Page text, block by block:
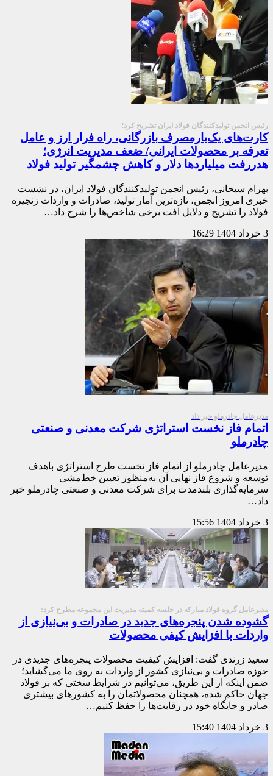
رئیس انجمن تولیدکنندگان فولاد ایران تشریح کرد؛
کارت‌های یک‌بارمصرف بازرگانی، راه فرار ارز و عامل
تعرفه بر محصولات ایرانی/ ضعف مدیریت انرژی؛
هدررفت میلیاردها دلار و کاهش چشمگیر تولید فولاد
بهرام سبحانی، رئیس انجمن تولیدکنندگان فولاد ایران، در نشست
خبری امروز انجمن، تازه‌ترین آمار تولید، صادرات و واردات زنجیره
فولاد را تشریح و دلایل افت برخی شاخص‌ها را شرح داد…
3 خرداد 1404 16:29
مدیرعامل چادرملو خبر داد
اتمام فاز نخست استراتژی شرکت معدنی و صنعتی
چادرملو
مدیرعامل چادرملو از اتمام فاز نخست طرح استراتژی باهدف
توسعه و شروع فاز نهایی آن به‌منظور تعیین خط‌مشی
سرمایه‌گذاری بلندمدت برای شرکت معدنی و صنعتی چادرملو خبر
داد…
3 خرداد 1404 15:56
مدیرعامل گروه فولاد مبارکه در جلسه کمیته مدیریت این مجموعه مطرح کرد:
گشوده شدن پنجره‌های جدید در صادرات و بی‌نیازی از
واردات با افزایش كیفی محصولات
سعید زرندی گفت: افزایش کیفیت محصولات پنجره‌های جدیدی در
حوزه صادرات و بی‌نیازی کشور از واردات به روی ما می‌گشاید؛
ضمن اینکه از این طریق، می‌توانیم در شرایط سختی که بر فولاد
جهان حاکم شده، همچنان محصولاتمان را به کشورهای بیشتری
صادر و جایگاه خود در رقابت‌ها را حفظ کنیم…
3 خرداد 1404 15:40